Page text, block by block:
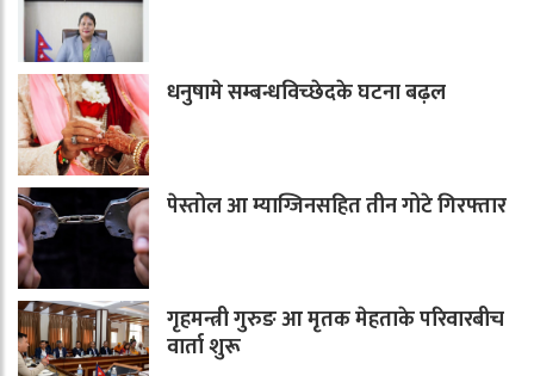
धनुषामे सम्बन्धविच्छेदके घटना बढ़ल
पेस्तोल आ म्याग्जिनसहित तीन गोटे गिरफ्तार
गृहमन्त्री गुरुङ आ मृतक मेहताके परिवारबीच
वार्ता शुरू